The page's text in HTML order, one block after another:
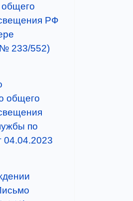
РФ
№ 233/552)
общего
по
04.04.2023